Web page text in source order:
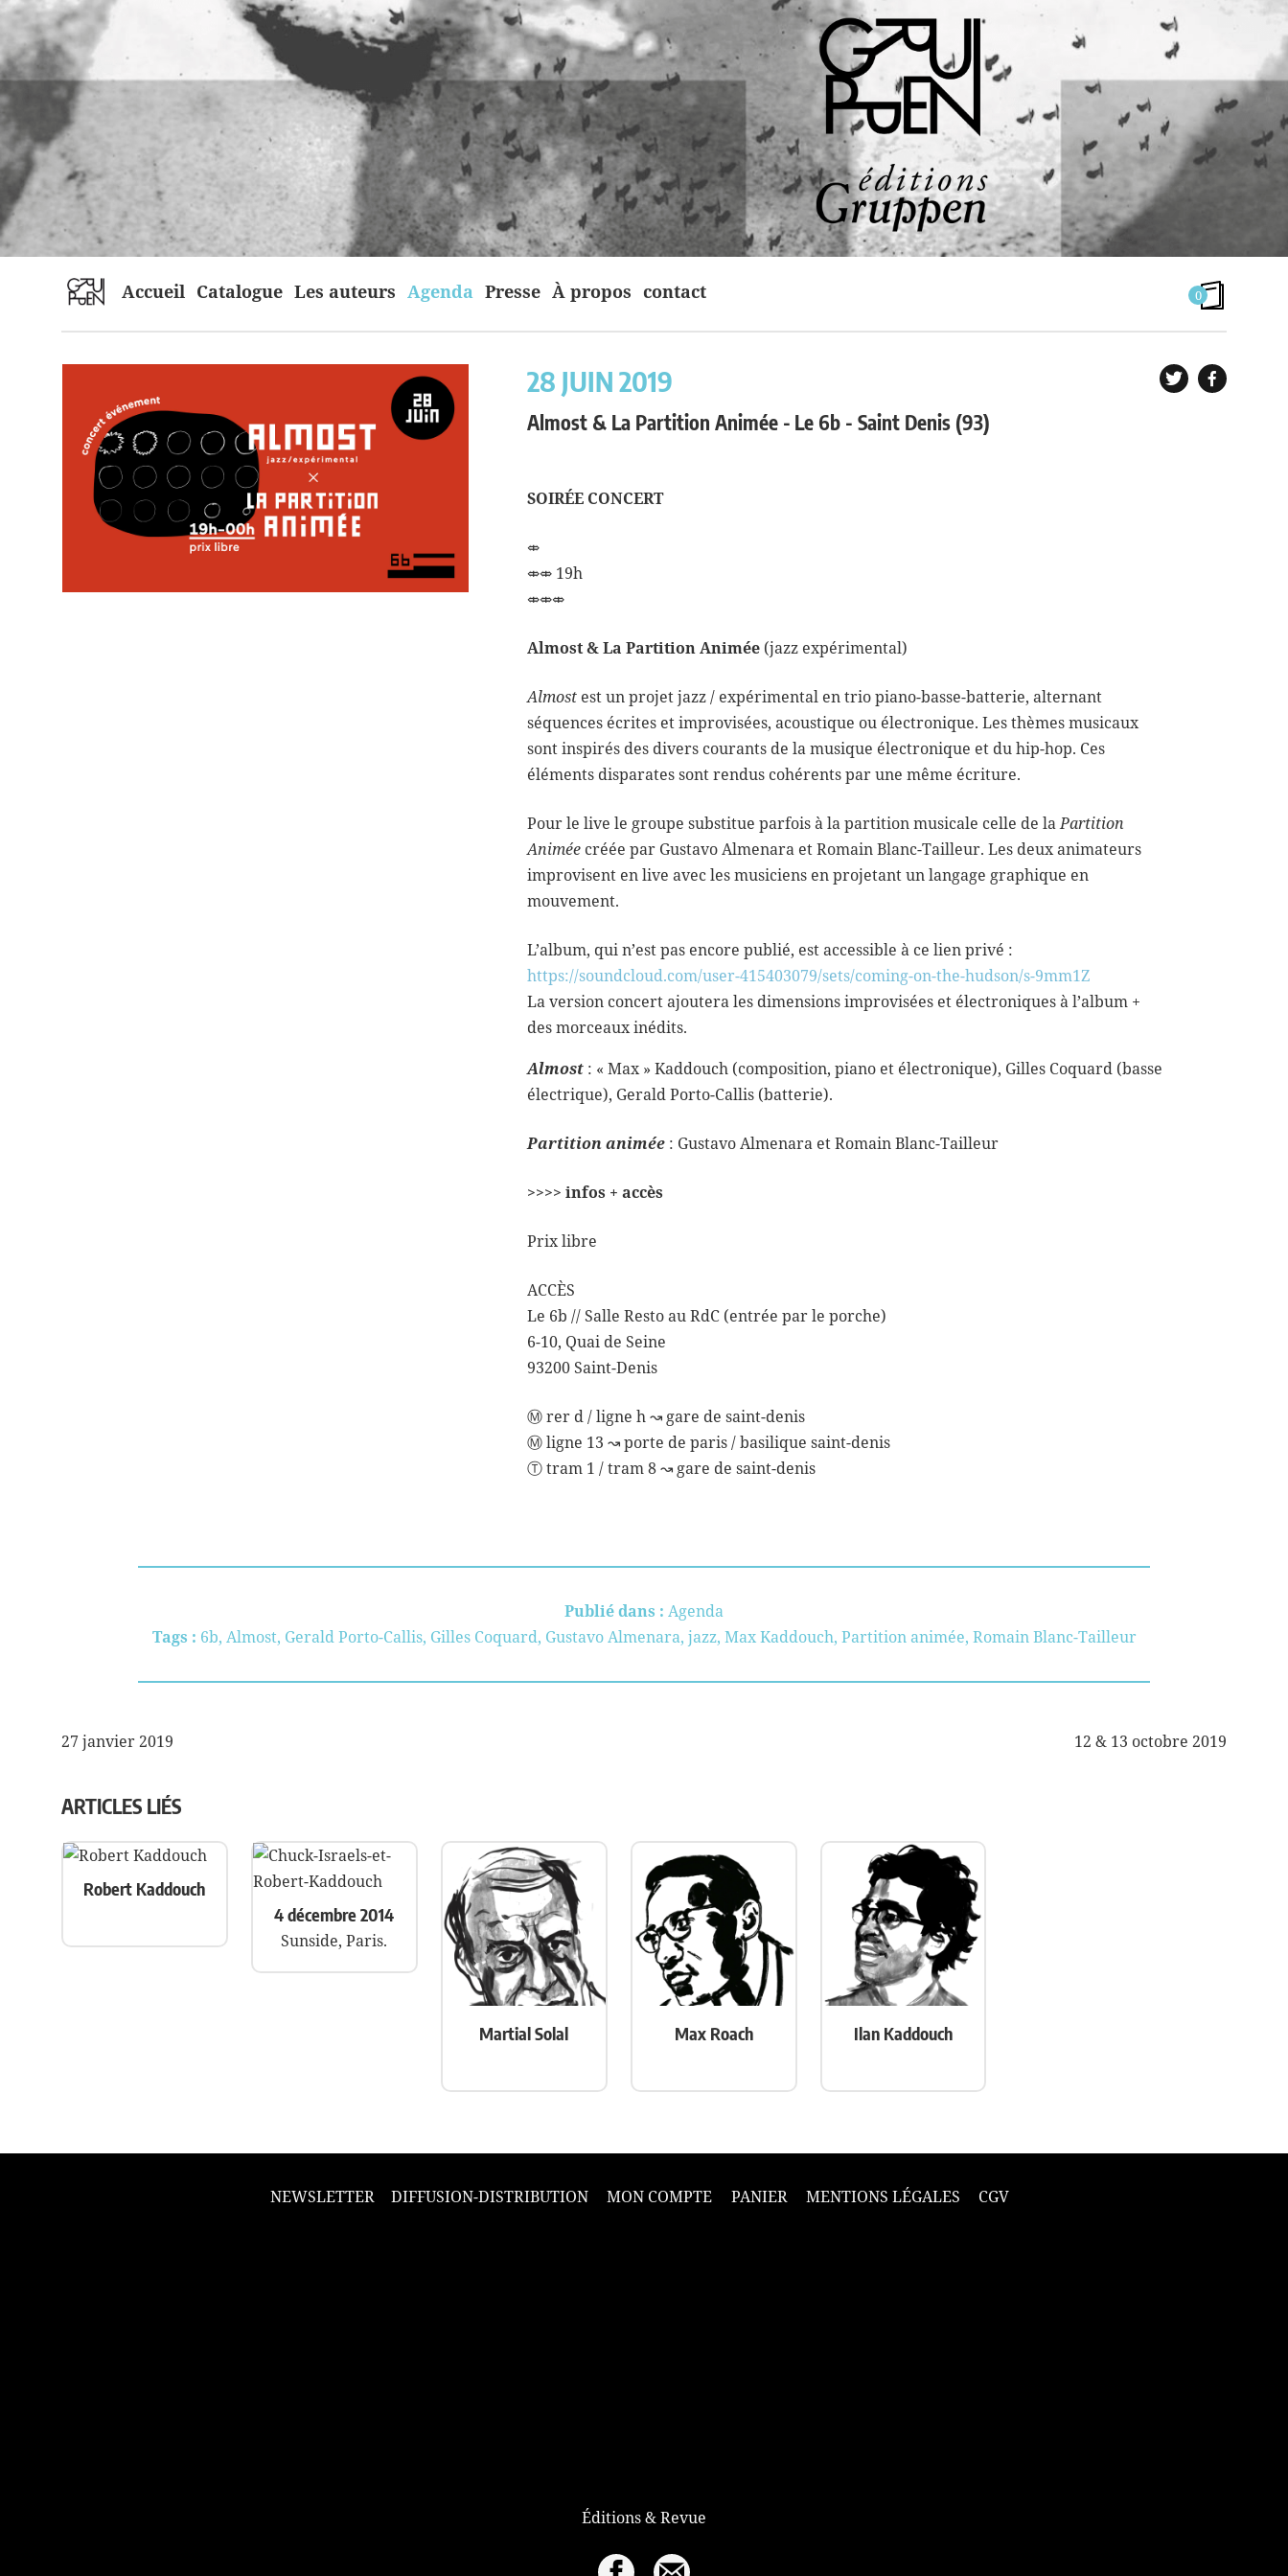
home Accueil Catalogue Les auteurs Agenda Presse À propos contact 0
28 JUIN 2019
Almost & La Partition Animée - Le 6b - Saint Denis (93)
SOIRÉE CONCERT
⤄
⤄⤄ 19h
⤄⤄⤄
Almost & La Partition Animée (jazz expérimental)
Almost est un projet jazz / expérimental en trio piano-basse-batterie, alternant
séquences écrites et improvisées, acoustique ou électronique. Les thèmes musicaux
sont inspirés des divers courants de la musique électronique et du hip-hop. Ces
éléments disparates sont rendus cohérents par une même écriture.
Pour le live le groupe substitue parfois à la partition musicale celle de laPartition
Animée créée par Gustavo Almenara et Romain Blanc-Tailleur. Les deux animateurs
improvisent en live avec les musiciens en projetant un langage graphique en
mouvement.
L’album, qui n’est pas encore publié, est accessible à ce lien privé :
https://soundcloud.com/user-415403079/sets/coming-on-the-hudson/s-9mm1Z
La version concert ajoutera les dimensions improvisées et électroniques à l’album +
des morceaux inédits.
Almost : « Max » Kaddouch (composition, piano et électronique), Gilles Coquard (basse
électrique), Gerald Porto-Callis (batterie).
Partition animée : Gustavo Almenara et Romain Blanc-Tailleur
>>>> infos + accès
Prix libre
ACCÈS
Le 6b // Salle Resto au RdC (entrée par le porche)
6-10, Quai de Seine
93200 Saint-Denis
Ⓜ rer d / ligne h ↝ gare de saint-denis
Ⓜ ligne 13 ↝ porte de paris / basilique saint-denis
Ⓣ tram 1 / tram 8 ↝ gare de saint-denis
Publié dans : Agenda
Tags : 6b, Almost, Gerald Porto-Callis, Gilles Coquard, Gustavo Almenara, jazz, Max Kaddouch, Partition animée, Romain Blanc-Tailleur
NAVIGATION
L’ARTICLE
27 janvier 2019 12 & 13 octobre 2019
ARTICLES LIÉS
Robert Kaddouch
4 décembre 2014
Sunside, Paris.
Martial Solal Max Roach Ilan Kaddouch
NEWSLETTER DIFFUSION-DISTRIBUTION MON COMPTE PANIER MENTIONS LÉGALES CGV
Éditions & Revue